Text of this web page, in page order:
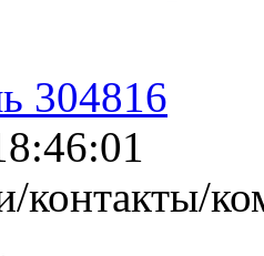
304816
контакты/